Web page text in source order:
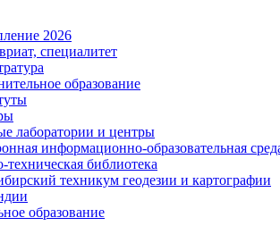
2026
специалитет
образование
лаборатории и центры
информационно-образовательная
техническая библиотека
техникум геодезии и картографии
образование